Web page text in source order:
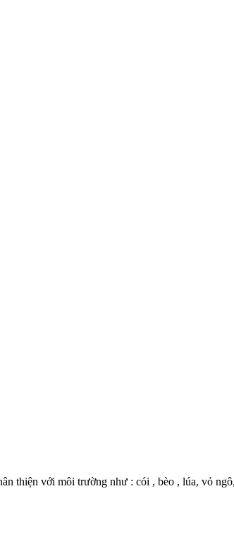
thiện với môi trường như : cói , bèo , lúa, vỏ